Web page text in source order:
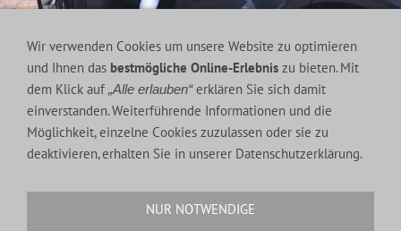
KONTAKT
0034 971 137 859
Wir verwenden Cookies um unsere Website zu optimieren
und Ihnen das bestmögliche Online-Erlebnis zu bieten. Mit
dem Klick auf „Alle erlauben“erklären Sie sich damit
einverstanden. Weiterführende Informationen und die
Möglichkeit, einzelne Cookies zuzulassen oder sie zu
deaktivieren, erhalten Sie in unserer Datenschutzerklärung.
NUR NOTWENDIGE